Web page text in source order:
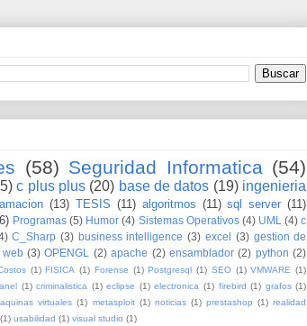
(58) Seguridad Informatica (54)
c plus plus (20) base de datos (19) ingenieria
(13) TESIS (11) algoritmos (11) sql server (11)
Programas (5) Humor (4) Sistemas Operativos (4) UML (4) c
C_Sharp (3) business intelligence (3) excel (3) gestion de
web (3) OPENGL (2) apache (2) ensamblador (2) python (2)
(1) FISICA (1) Forense (1) Postgresql (1) SEO (1) VMWARE (1)
(1) criminalistica (1) eclipse (1) electronica (1) firebird (1) grafos (1)
virtuales (1) metasploit (1) noticias (1) prestashop (1) realidad
(1) usabilidad (1) visual studio (1)